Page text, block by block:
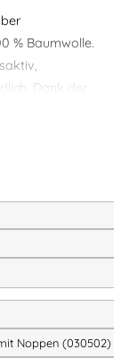
% Baumwolle.
Dank der
einen deutlich
Noppen (030502)